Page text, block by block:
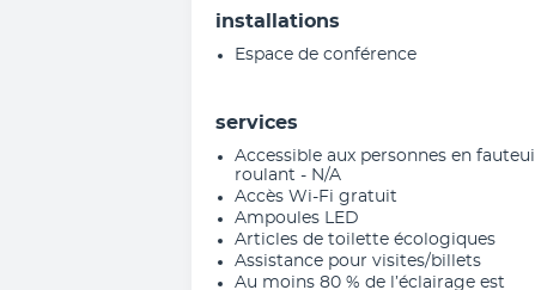
installations
Espace de conférence
services
Accessible aux personnes en fauteuil
roulant - N/A
Accès Wi-Fi gratuit
Ampoules LED
Articles de toilette écologiques
Assistance pour visites/billets
Au moins 80 % de l’éclairage est